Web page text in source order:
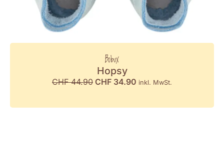
Bobux
Hopsy
CHF44.90 CHF 34.90 inkl. MwSt.